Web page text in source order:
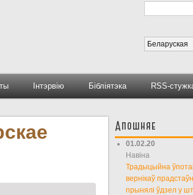
Форма
Беларуская
Інтэрвію Бібліятэка RSS-
Апошняе
01.02.20
Навіна
Традыцыйна
вернікаў
прынялі ўдзел у